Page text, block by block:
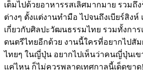
เต็มไปด้วยอาหารรสเลิศมากมาย รวมถึ
ต่างๆ ตั้งแต่งานทำมือ ไปจนถึงเบียร์สิงห์
เกี่ยวกับศิลปะวัฒนธรรมไทย รวมทั้งกา
ดนตรีไทยอีกด้วย งานนี้ใครที่อยากไปสั
ไทยๆ ในญี่ปุ่น อยากไปเห็นว่าคนญี่ปุ่นเ
แค่ไหน ก็ไม่ควรพลาดเทศกาลนี้เด็ดขาด!